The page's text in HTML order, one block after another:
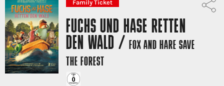
Family Ticket
FUCHS UND HASE RETTEN
DEN WALD / FOX AND HARE SAVE
THE FOREST